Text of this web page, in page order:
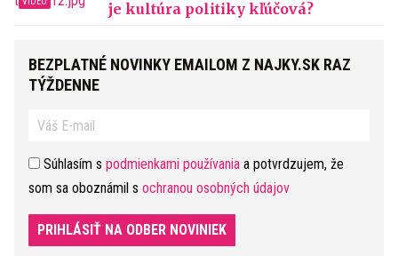
je kultúra politiky kľúčová?
BEZPLATNÉ NOVINKY EMAILOM Z NAJKY.SK RAZ
TÝŽDENNE
Súhlasím s podmienkami používania a potvrdzujem, že
som sa oboznámil s ochranou osobných údajov
PRIHLÁSIŤ NA ODBER NOVINIEK